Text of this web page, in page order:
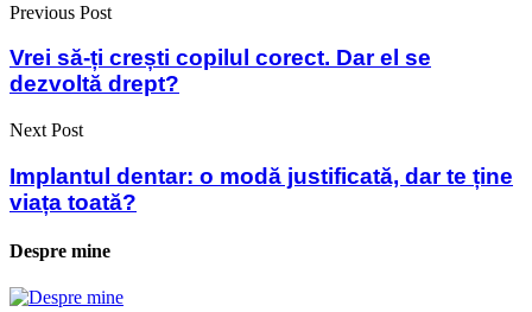
Previous Post
Vrei să-ți crești copilul corect. Dar el se
dezvoltă drept?
Next Post
Implantul dentar: o modă justificată, dar te ține
viața toată?
Despre mine